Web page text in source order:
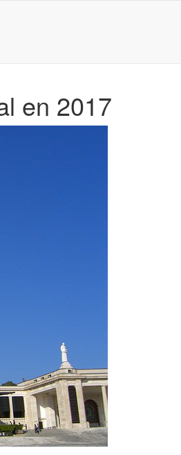
en 2017